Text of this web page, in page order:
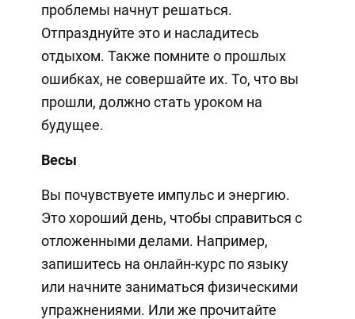
проблемы начнут решаться.
Отпразднуйте это и насладитесь
отдыхом. Также помните о прошлых
ошибках, не совершайте их. То, что вы
прошли, должно стать уроком на
будущее.
Весы
Вы почувствуете импульс и энергию.
Это хороший день, чтобы справиться с
отложенными делами. Например,
запишитесь на онлайн-курс по языку
или начните заниматься физическими
упражнениями. Или же прочитайте